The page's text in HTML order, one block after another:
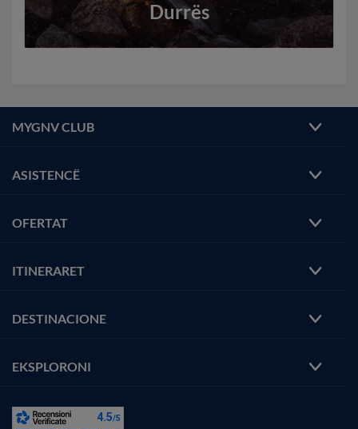
Durrës
MYGNV CLUB
ASISTENCË
OFERTAT
ITINERARET
DESTINACIONE
EKSPLORONI